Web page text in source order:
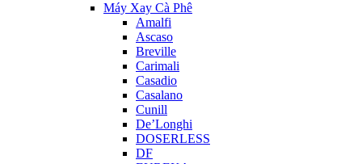
Máy Xay Cà Phê
Amalfi
Ascaso
Breville
Carimali
Casadio
Casalano
Cunill
De’Longhi
DOSERLESS
DF